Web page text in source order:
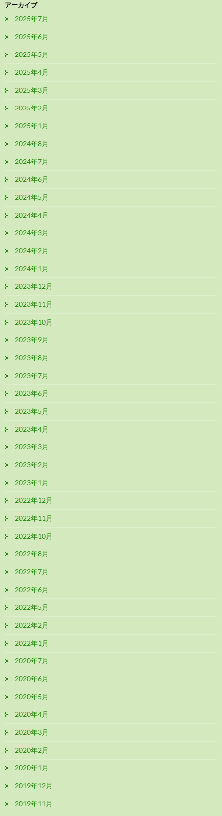
アーカイブ
2025年7月
2025年6月
2025年5月
2025年4月
2025年3月
2025年2月
2025年1月
2024年8月
2024年7月
2024年6月
2024年5月
2024年4月
2024年3月
2024年2月
2024年1月
2023年12月
2023年11月
2023年10月
2023年9月
2023年8月
2023年7月
2023年6月
2023年5月
2023年4月
2023年3月
2023年2月
2023年1月
2022年12月
2022年11月
2022年10月
2022年8月
2022年7月
2022年6月
2022年5月
2022年2月
2022年1月
2020年7月
2020年6月
2020年5月
2020年4月
2020年3月
2020年2月
2020年1月
2019年12月
2019年11月